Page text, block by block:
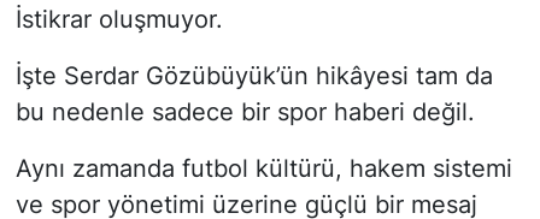
İstikrar oluşmuyor.
İşte Serdar Gözübüyük’ün hikâyesi tam da
bu nedenle sadece bir spor haberi değil.
Aynı zamanda futbol kültürü, hakem sistemi
ve spor yönetimi üzerine güçlü bir mesaj